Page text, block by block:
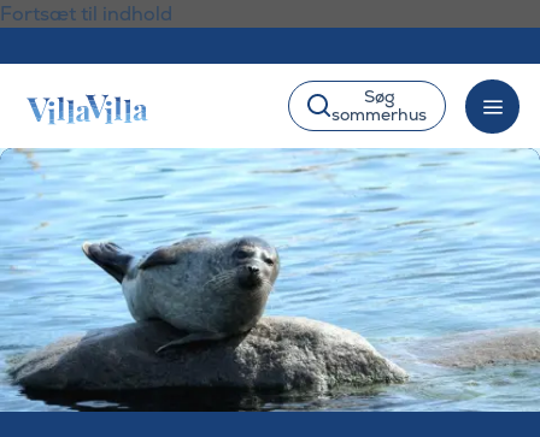
Fortsæt til indhold
Søg
sommerhus